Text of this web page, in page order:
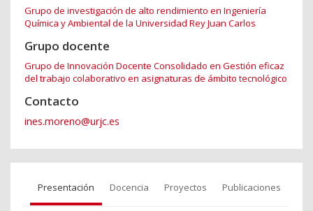
Grupo de investigación de alto rendimiento en Ingeniería
Química y Ambiental de la Universidad Rey Juan Carlos
Grupo docente
Grupo de Innovación Docente Consolidado en Gestión eficaz
del trabajo colaborativo en asignaturas de ámbito tecnológico
Contacto
ines.moreno@urjc.es
Presentación Docencia Proyectos Publicaciones